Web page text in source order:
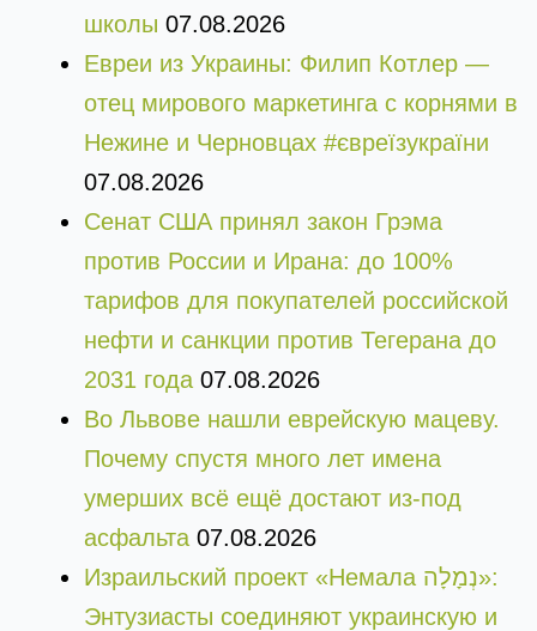
школы 07.08.2026
Евреи из Украины: Филип Котлер —
отец мирового маркетинга с корнями в
Нежине и Черновцах #євреїзукраїни
07.08.2026
Сенат США принял закон Грэма
против России и Ирана: до 100%
тарифов для покупателей российской
нефти и санкции против Тегерана до
2031 года 07.08.2026
Во Львове нашли еврейскую мацеву.
Почему спустя много лет имена
умерших всё ещё достают из-под
асфальта 07.08.2026
Израильский проект «Немала נְמָלָה»:
Энтузиасты соединяют украинскую и